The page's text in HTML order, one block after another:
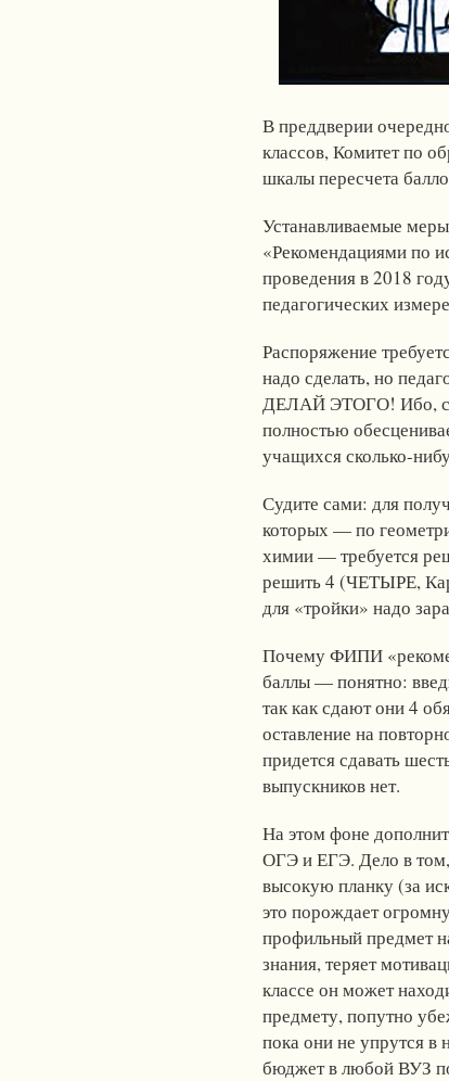
В преддверии
классов, Комитет по
шкалы пересчета
Устанавливаемые
«Рекомендациями по
проведения в 2018
педагогических
Распоряжение
надо сделать, но
ДЕЛАЙ ЭТОГО! Ибо,
полностью
учащихся сколько-
Судите сами: для
которых — по
химии — требуется
решить 4 (ЧЕТЫРЕ,
для «тройки» надо
Почему ФИПИ
баллы — понятно:
так как сдают они 4
оставление на
придется сдавать
выпускников нет.
На этом фоне
ОГЭ и ЕГЭ. Дело в том,
высокую планку (за
это порождает
профильный предмет
знания, теряет
классе он может
предмету, попутно
пока они не упрутся в
бюджет в любой ВУЗ